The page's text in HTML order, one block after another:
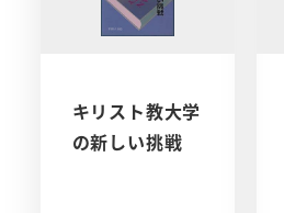
キリスト教大学
の新しい挑戦